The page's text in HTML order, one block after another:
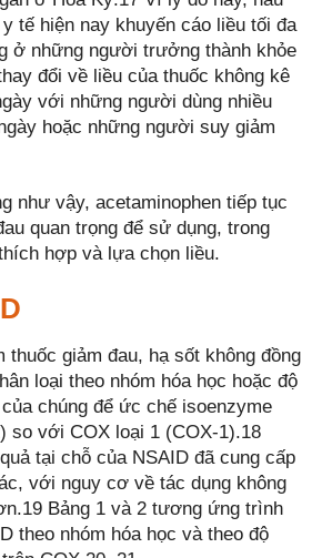
tế hiện nay khuyến cáo liều tối đa
ở những người trưởng thành khỏe
đổi về liều của thuốc không kê
với những người dùng nhiều
hoặc những người suy giảm
như vậy, acetaminophen tiếp tục
quan trọng để sử dụng, trong
hợp và lựa chọn liều.
thuốc giảm đau, hạ sốt không đồng
loại theo nhóm hóa học hoặc độ
chúng để ức chế isoenzyme
so với COX loại 1 (COX-1).18
tại chỗ của NSAID đã cung cấp
với nguy cơ về tác dụng không
Bảng 1 và 2 tương ứng trình
theo nhóm hóa học và theo độ